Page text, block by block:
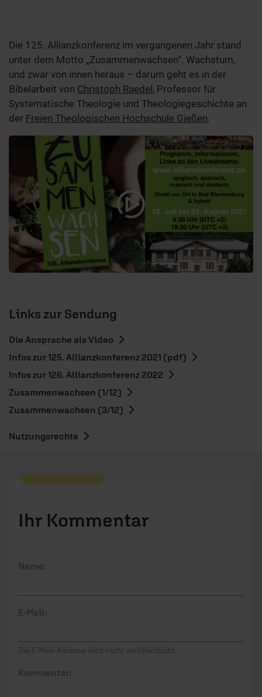
Die 125. Allianzkonferenz im vergangenen Jahr stand
unter dem Motto „Zusammenwachsen“. Wachstum,
und zwar von innen heraus – darum geht es in der
Bibelarbeit von Christoph Raedel , Professor für
Systematische Theologie und Theologiegeschichte an
der Freien Theologischen Hochschule Gießen.
Links zur Sendung
Die Ansprache als Video
Infos zur 125. Allianzkonferenz 2021 (pdf)
Infos zur 126. Allianzkonferenz 2022
Zusammenwachsen (1/12)
Zusammenwachsen (3/12)
Nutzungsrechte
Ihr Kommentar
Name:
E-Mail:
Die E-Mail-Adresse wird nicht veröffentlicht.
Kommentar: